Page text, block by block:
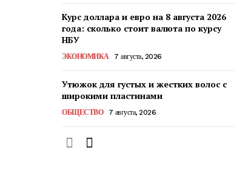
Курс доллара и евро на 8 августа 2026
года: сколько стоит валюта по курсу
НБУ
ЭКОНОМИКА 7 августа, 2026
Утюжок для густых и жестких волос с
широкими пластинами
ОБЩЕСТВО 7 августа, 2026